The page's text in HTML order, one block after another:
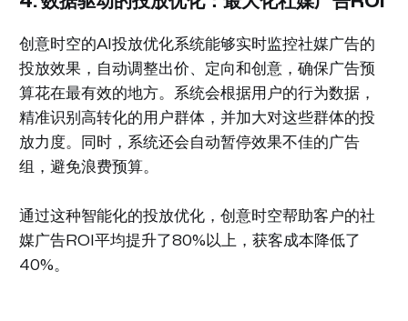
创意时空的AI投放优化系统能够实时监控社媒广告的
投放效果，自动调整出价、定向和创意，确保广告预
算花在最有效的地方。系统会根据用户的行为数据，
精准识别高转化的用户群体，并加大对这些群体的投
放力度。同时，系统还会自动暂停效果不佳的广告
组，避免浪费预算。
通过这种智能化的投放优化，创意时空帮助客户的社
媒广告ROI平均提升了80%以上，获客成本降低了
40%。